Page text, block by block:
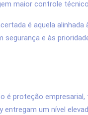
maior controle
é aquela alinhada
segurança e às
é proteção
entregam um nível